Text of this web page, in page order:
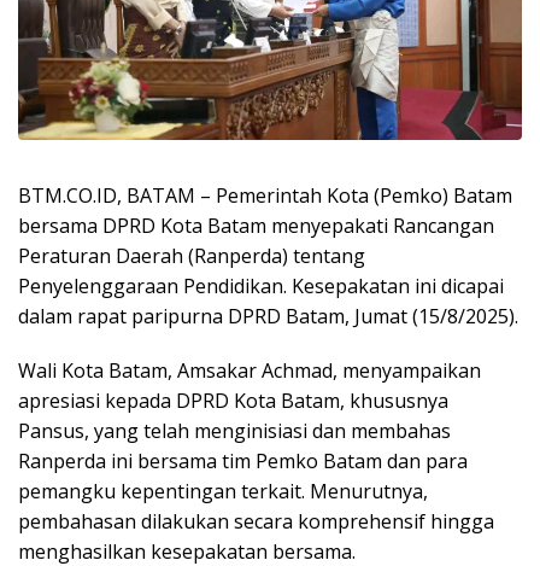
BTM.CO.ID, BATAM – Pemerintah Kota (Pemko) Batam
bersama DPRD Kota Batam menyepakati Rancangan
Peraturan Daerah (Ranperda) tentang
Penyelenggaraan Pendidikan. Kesepakatan ini dicapai
dalam rapat paripurna DPRD Batam, Jumat (15/8/2025).
Wali Kota Batam, Amsakar Achmad, menyampaikan
apresiasi kepada DPRD Kota Batam, khususnya
Pansus, yang telah menginisiasi dan membahas
Ranperda ini bersama tim Pemko Batam dan para
pemangku kepentingan terkait. Menurutnya,
pembahasan dilakukan secara komprehensif hingga
menghasilkan kesepakatan bersama.